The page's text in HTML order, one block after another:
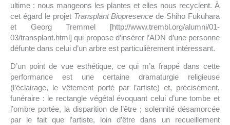
ultime : nous mangeons les plantes et elles nous recyclent. À
cet égard le projet Transplant Biopresencede Shiho Fukuhara
et Georg Tremmel [http://www.trembl.org/alumni/01-
03/transplant.html] qui propose d’insérer l’ADN d’une personne
défunte dans celui d’un arbre est particulièrement intéressant.
D’un point de vue esthétique, ce qui m’a frappé dans cette
performance est une certaine dramaturgie religieuse
(l’éclairage, le vêtement porté par l’artiste) et, précisément,
funéraire : le rectangle végétal évoquant celui d’une tombe et
l’ombre portée, la disparition de l’être ; solennité désamorcée
par le fait que l’artiste, loin d’être dans un recueillement